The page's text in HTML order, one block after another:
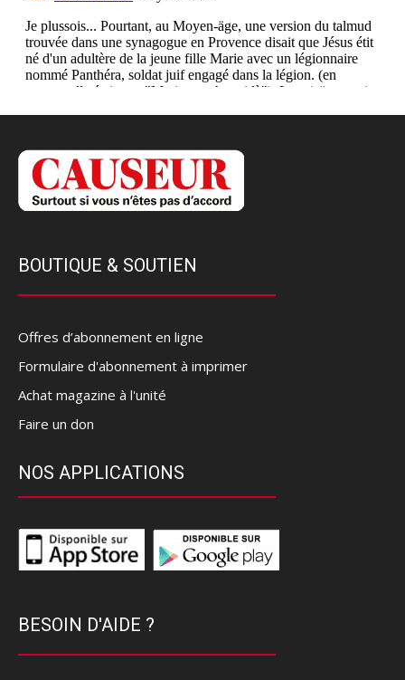
BOUTIQUE & SOUTIEN
Offres d’abonnement en ligne
Formulaire d'abonnement à imprimer
Achat magazine à l'unité
Faire un don
NOS APPLICATIONS
BESOIN D'AIDE ?